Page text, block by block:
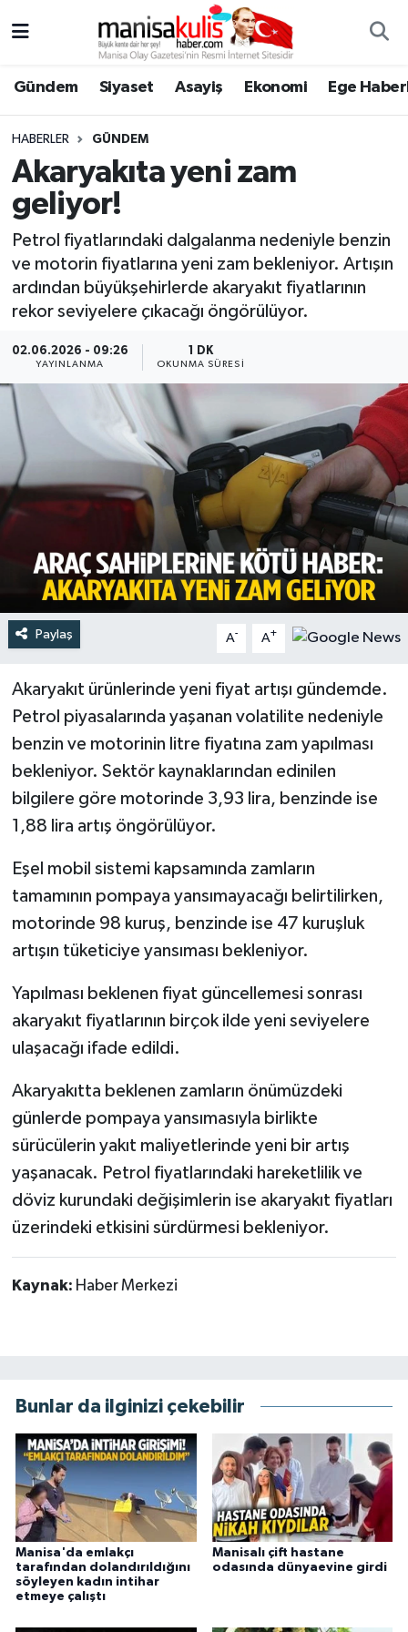
Gündem Siyaset Asayiş Ekonomi Ege
HABERLER GÜNDEM
Akaryakıta yeni zam
geliyor!
Petrol fiyatlarındaki dalgalanma nedeniyle benzin
ve motorin fiyatlarına yeni zam bekleniyor. Artışın
ardından büyükşehirlerde akaryakıt fiyatlarının
rekor seviyelere çıkacağı öngörülüyor.
02.06.2026 - 09:26
YAYINLANMA
1 DK
OKUNMA SÜRESI
Paylaş A- A+
Akaryakıt ürünlerinde yeni fiyat artışı gündemde.
Petrol piyasalarında yaşanan volatilite nedeniyle
benzin ve motorinin litre fiyatına zam yapılması
bekleniyor. Sektör kaynaklarından edinilen
bilgilere göre motorinde 3,93 lira, benzinde ise
1,88 lira artış öngörülüyor.
Eşel mobil sistemi kapsamında zamların
tamamının pompaya yansımayacağı belirtilirken,
motorinde 98 kuruş, benzinde ise 47 kuruşluk
artışın tüketiciye yansıması bekleniyor.
Yapılması beklenen fiyat güncellemesi sonrası
akaryakıt fiyatlarının birçok ilde yeni seviyelere
ulaşacağı ifade edildi.
Akaryakıtta beklenen zamların önümüzdeki
günlerde pompaya yansımasıyla birlikte
sürücülerin yakıt maliyetlerinde yeni bir artış
yaşanacak. Petrol fiyatlarındaki hareketlilik ve
döviz kurundaki değişimlerin ise akaryakıt fiyatları
üzerindeki etkisini sürdürmesi bekleniyor.
Kaynak: Haber Merkezi
Bunlar da ilginizi çekebilir
Manisa'da emlakçı
tarafından dolandırıldığını
söyleyen kadın intihar
etmeye çalıştı
Manisalı çift hastane
odasında dünyaevine girdi
Ege Haberleri
Ekonomi
Genel
Gündem
Resmi İlan
Siyaset
Türkiye
Yaşam
Yunusemre Hava Durumu
Yunusemre Trafik Yoğunluk Haritası
Süper Lig Puan Durumu ve Fikstür
Tüm Manşetler
Son Dakika Haberleri
Haber Arşivi